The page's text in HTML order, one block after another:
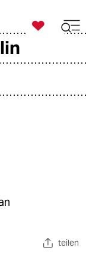

taz zahl ich
teilen